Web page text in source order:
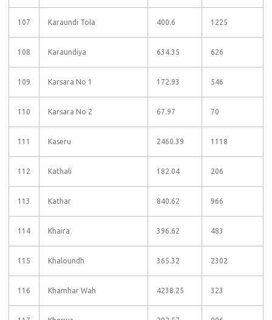
107 Karaundi Tola 400.6 1225
108 Karaundiya 634.35 626
109 Karsara No 1 172.93 546
110 Karsara No 2 67.97 70
111 Kaseru 2460.39 1118
112 Kathali 182.04 206
113 Kathar 840.62 966
114 Khaira 396.62 483
115 Khaloundh 365.32 2302
116 Khamhar Wah 4238.25 323